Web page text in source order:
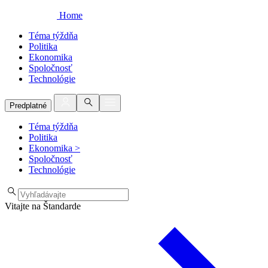
Home
Téma týždňa
Politika
Ekonomika
Spoločnosť
Technológie
Predplatné
Téma týždňa
Politika
Ekonomika >
Spoločnosť
Technológie
Vitajte na Štandarde